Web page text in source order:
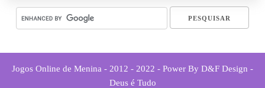
Jogos Online de Menina - 2012 - 2022 - Power By D&F Design -
Deus é Tudo